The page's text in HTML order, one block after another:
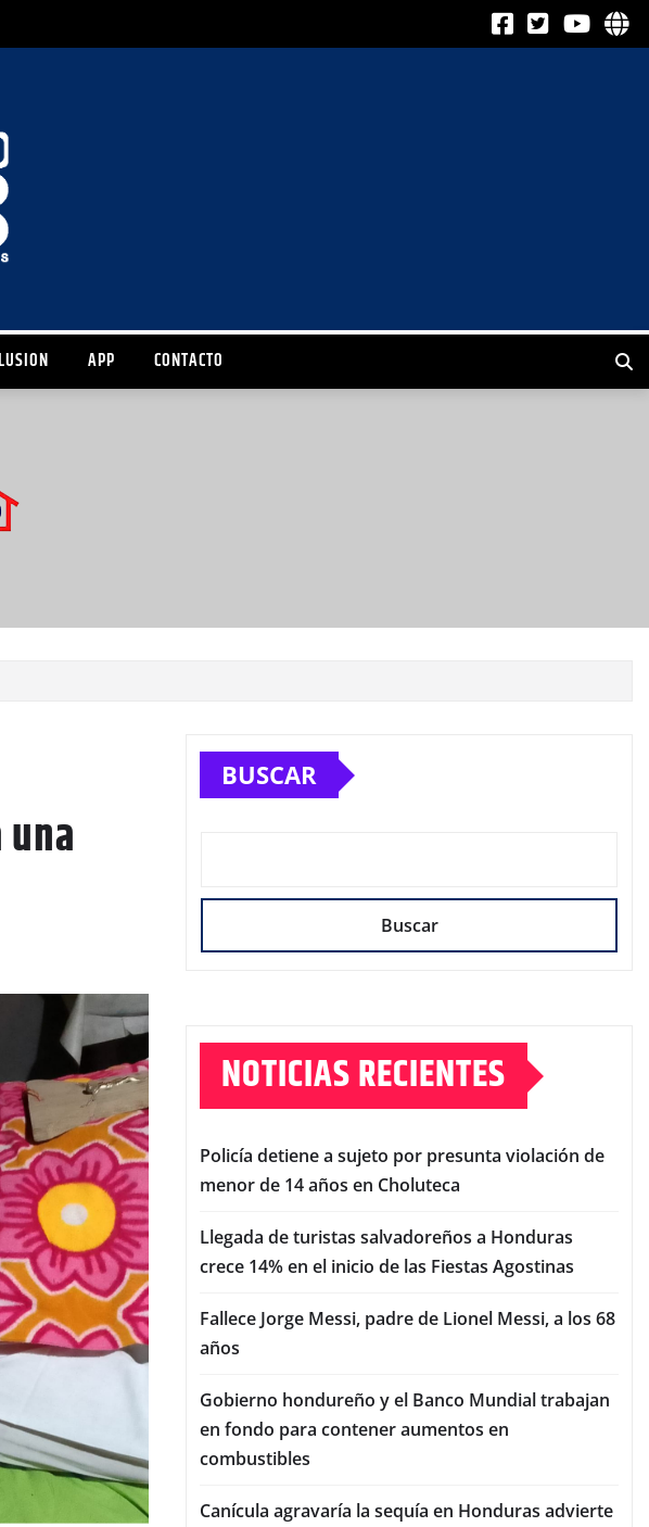
APP CONTACTO
BUSCAR
Buscar
NOTICIAS RECIENTES
Policía detiene a sujeto por presunta violación de
menor de 14 años en Choluteca
Llegada de turistas salvadoreños a Honduras
crece 14% en el inicio de las Fiestas Agostinas
Fallece Jorge Messi, padre de Lionel Messi, a los 68
años
Gobierno hondureño y el Banco Mundial trabajan
en fondo para contener aumentos en
combustibles
Canícula agravaría la sequía en Honduras advierte